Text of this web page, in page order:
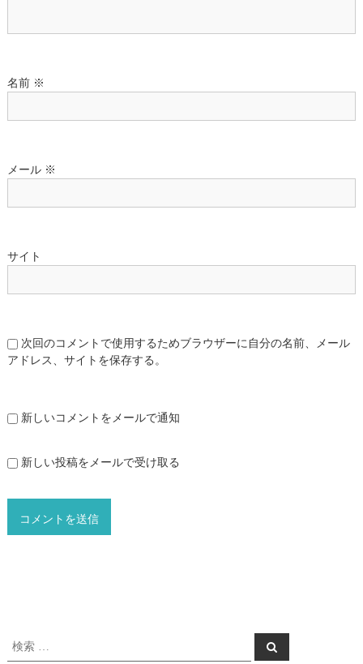
名前 ※
メール ※
サイト
次回のコメントで使用するためブラウザーに自分の名前、メール
アドレス、サイトを保存する。
新しいコメントをメールで通知
新しい投稿をメールで受け取る
検
索
検
索